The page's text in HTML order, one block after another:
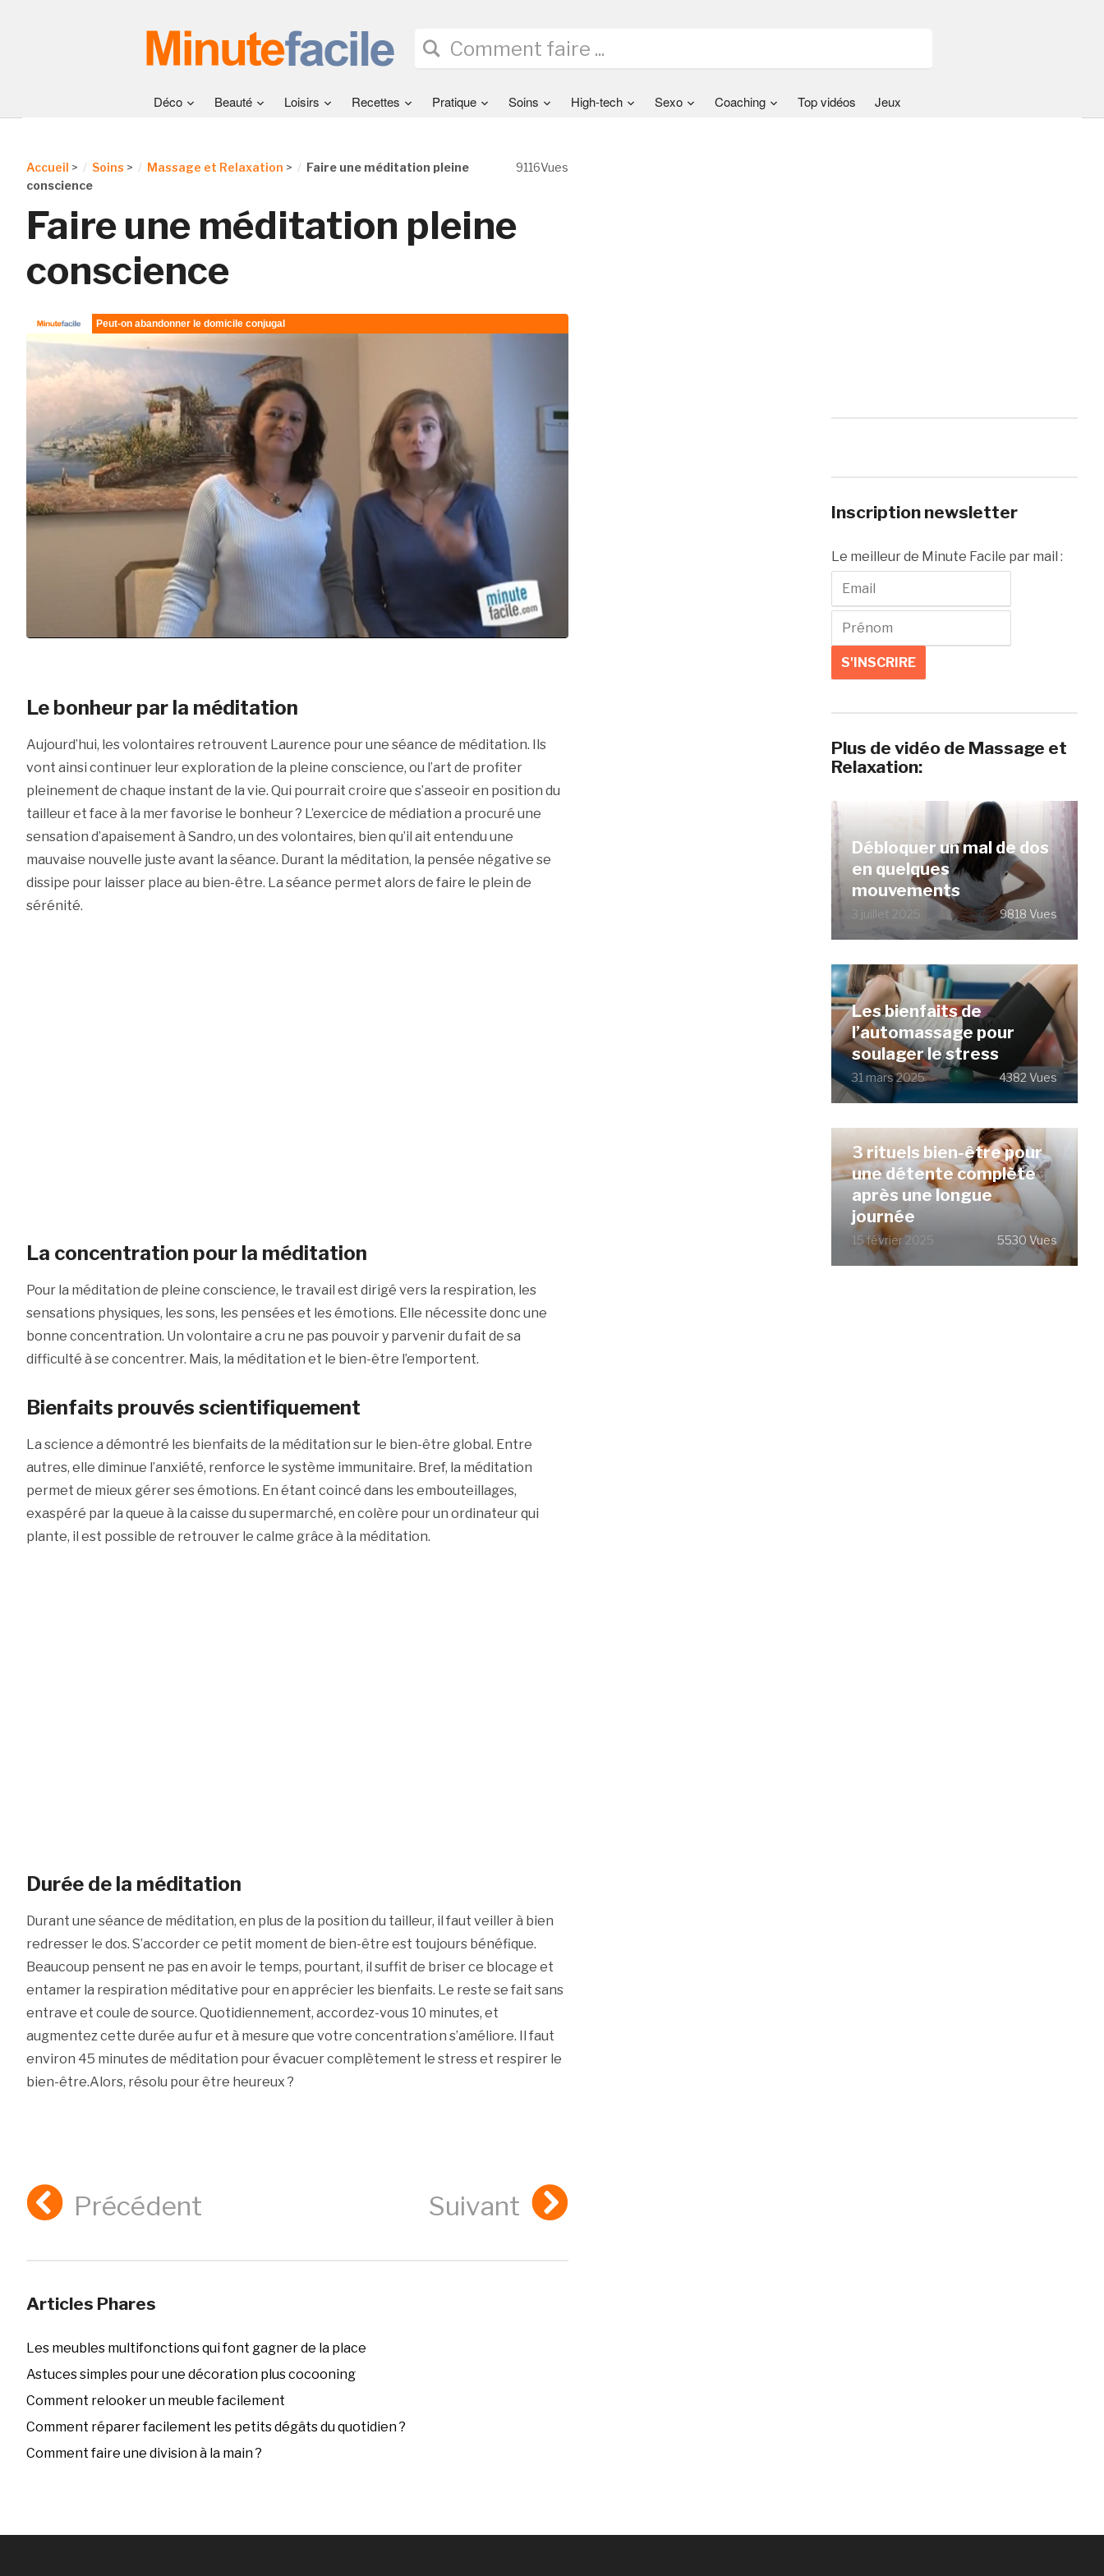
Déco Beauté Loisirs Recettes Pratique Soins High-tech Sexo Coaching Top vidéos Jeux
9116Vues
Accueil > Soins > Massage et Relaxation >
Faire une méditation pleine
conscience
Faire une méditation pleine
conscience
Le bonheur par la méditation
Aujourd’hui, les volontaires retrouvent Laurence pour une séance de méditation. Ils
vont ainsi continuer leur exploration de la pleine conscience, ou l’art de profiter
pleinement de chaque instant de la vie. Qui pourrait croire que s’asseoir en position du
tailleur et face à la mer favorise le bonheur ? L’exercice de médiation a procuré une
sensation d’apaisement à Sandro, un des volontaires, bien qu’il ait entendu une
mauvaise nouvelle juste avant la séance. Durant la méditation, la pensée négative se
dissipe pour laisser place au bien-être. La séance permet alors de faire le plein de
sérénité.
La concentration pour la méditation
Pour la méditation de pleine conscience, le travail est dirigé vers la respiration, les
sensations physiques, les sons, les pensées et les émotions. Elle nécessite donc une
bonne concentration. Un volontaire a cru ne pas pouvoir y parvenir du fait de sa
difficulté à se concentrer. Mais, la méditation et le bien-être l’emportent.
Bienfaits prouvés scientifiquement
La science a démontré les bienfaits de la méditation sur le bien-être global. Entre
autres, elle diminue l’anxiété, renforce le système immunitaire. Bref, la méditation
permet de mieux gérer ses émotions. En étant coincé dans les embouteillages,
exaspéré par la queue à la caisse du supermarché, en colère pour un ordinateur qui
plante, il est possible de retrouver le calme grâce à la méditation.
Durée de la méditation
Durant une séance de méditation, en plus de la position du tailleur, il faut veiller à bien
redresser le dos. S’accorder ce petit moment de bien-être est toujours bénéfique.
Beaucoup pensent ne pas en avoir le temps, pourtant, il suffit de briser ce blocage et
entamer la respiration méditative pour en apprécier les bienfaits. Le reste se fait sans
entrave et coule de source. Quotidiennement, accordez-vous 10 minutes, et
augmentez cette durée au fur et à mesure que votre concentration s’améliore. Il faut
environ 45 minutes de méditation pour évacuer complètement le stress et respirer le
bien-être.Alors, résolu pour être heureux ?
Précédent Suivant
Articles Phares
Les meubles multifonctions qui font gagner de la place
Astuces simples pour une décoration plus cocooning
Comment relooker un meuble facilement
Comment réparer facilement les petits dégâts du quotidien ?
Comment faire une division à la main ?
Inscription newsletter
Le meilleur de Minute Facile par mail :
Plus de vidéo de Massage et
Relaxation:
Débloquer un mal de dos
en quelques
mouvements
3 juillet 2025 9818 Vues
Les bienfaits de
l’automassage pour
soulager le stress
31 mars 2025 4382 Vues
3 rituels bien-être pour
une détente complète
après une longue
journée
15 février 2025 5530 Vues